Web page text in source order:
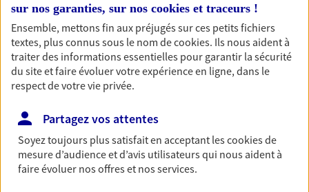
Garantie Accidents de la Vie
Bricoleuse, féru de jardinage, pâtissier en herbe
ou grande lectrice… personne n'est à l'abri d'un
accident du quotidien. Avec Ma Protection
Accident, protégez votre qualité de vie et vos
revenus.
Découvrir l'offre Garantie Accidents de la Vie
OBTENIR UN TARIF EN LIGNE
sur nos garanties, sur nos cookies et traceurs !
Ensemble, mettons fin aux préjugés sur ces petits fichiers
textes, plus connus sous le nom decookies. Ils nous aident à
traiter des informations essentielles pour garantir la sécurité
du site et faire évoluer votre expérience en ligne, dans le
respect de votre vie privée.
Partagez vos attentes
Soyez toujours plus satisfait en acceptant lescookiesde
mesure d’audience et d’avis utilisateurs qui nous aident à
faire évoluer nos offres et nos services.